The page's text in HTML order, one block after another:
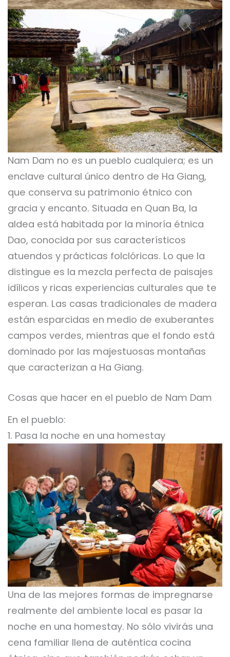
Nam Dam no es un pueblo cualquiera; es un
enclave cultural único dentro de Ha Giang,
que conserva su patrimonio étnico con
gracia y encanto. Situada en Quan Ba, la
aldea está habitada por la minoría étnica
Dao, conocida por sus característicos
atuendos y prácticas folclóricas. Lo que la
distingue es la mezcla perfecta de paisajes
idílicos y ricas experiencias culturales que te
esperan. Las casas tradicionales de madera
están esparcidas en medio de exuberantes
campos verdes, mientras que el fondo está
dominado por las majestuosas montañas
que caracterizan a Ha Giang.
Cosas que hacer en el pueblo de Nam Dam
En el pueblo:
1. Pasa la noche en una homestay
Una de las mejores formas de impregnarse
realmente del ambiente local es pasar la
noche en una homestay. No sólo vivirás una
cena familiar llena de auténtica cocina